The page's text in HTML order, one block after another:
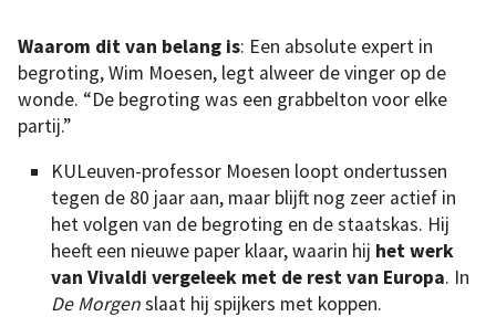
Waarom dit van belang is: Een absolute expert in
begroting, Wim Moesen, legt alweer de vinger op de
wonde. “De begroting was een grabbelton voor elke
partij.”
KULeuven-professor Moesen loopt ondertussen
tegen de 80 jaar aan, maar blijft nog zeer actief in
het volgen van de begroting en de staatskas. Hij
heeft een nieuwe paper klaar, waarin hij het werk
van Vivaldi vergeleek met de rest van Europa. In
De Morgenslaat hij spijkers met koppen.